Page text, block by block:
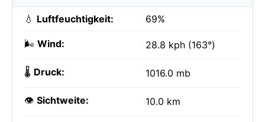
💧 Luftfeuchtigkeit: 69%
🌬️ Wind: 28.8 kph (163°)
🌡️ Druck: 1016.0 mb
👁️ Sichtweite: 10.0 km